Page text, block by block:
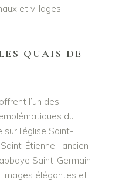
et villages
QUAIS DE
l’un des
du
l’église Saint-
Étienne, l’ancien
Saint-Germain
élégantes et